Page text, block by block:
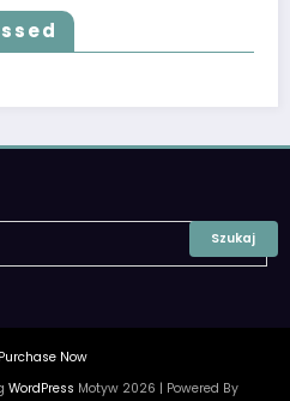
Purchase Now
WordPress Motyw 2026 | Powered By